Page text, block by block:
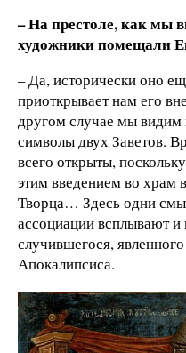
– На престоле, как мы
художники помещали
– Да, исторически оно
приоткрывает нам его
другом случае мы видим
символы двух Заветов.
всего открыты,
этим введением во храм
Творца… Здесь одни
ассоциации всплывают и
случившегося,
Апокалипсиса.